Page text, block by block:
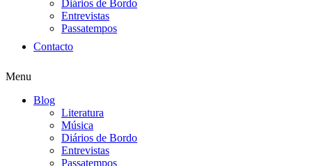
Diários de Bordo
Entrevistas
Passatempos
Contacto
Menu
Blog
Literatura
Música
Diários de Bordo
Entrevistas
Passatempos